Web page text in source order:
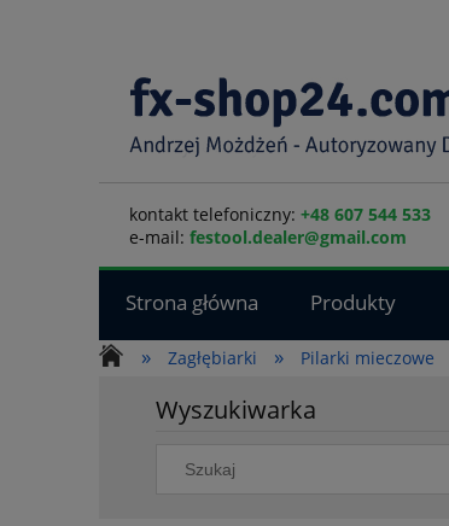
kontakt telefoniczny: +48 607 544 533
e-mail: festool.dealer@gmail.com
Strona główna Produkty
»
Zagłębiarki » Pilarki mieczowe
Wyszukiwarka